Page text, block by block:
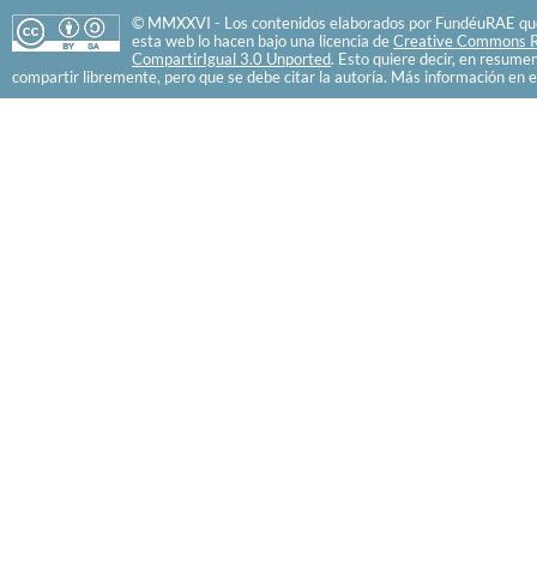
© MMXXVI - Los contenidos elaborados por FundéuRAE
esta web lo hacen bajo una licencia de Creative Commons
CompartirIgual 3.0 Unported. Esto quiere decir, en
compartir libremente, pero que se debe citar la autoría. Más información en